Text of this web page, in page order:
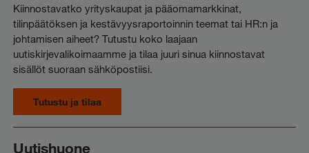
Kiinnostavatko yrityskaupat ja pääomamarkkinat,
tilinpäätöksen ja kestävyysraportoinnin teemat tai HR:n ja
johtamisen aiheet? Tutustu koko laajaan
uutiskirjevalikoimaamme ja tilaa juuri sinua kiinnostavat
sisällöt suoraan sähköpostiisi.
Tutustu ja tilaa
Uutishuone